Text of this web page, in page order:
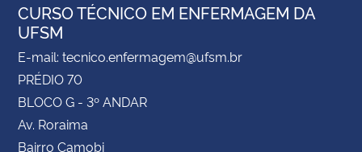
Planalto
CURSO TÉCNICO EM ENFERMAGEM DA
UFSM
E-mail: tecnico.enfermagem@ufsm.br
PRÉDIO 70
BLOCO G - 3º ANDAR
Av. Roraima
Bairro Camobi